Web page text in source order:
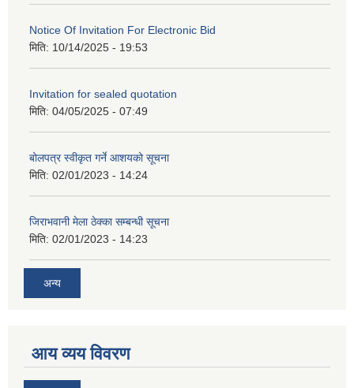
Notice Of Invitation For Electronic Bid
मिति: 10/14/2025 - 19:53
Invitation for sealed quotation
मिति: 04/05/2025 - 07:49
बोलपत्र स्वीकृत गर्ने आशयको सूचना
मिति: 02/01/2023 - 14:24
जिराभवानी मेला ठेक्का सम्बन्धी सूचना
मिति: 02/01/2023 - 14:23
अन्य
आय व्यय विवरण